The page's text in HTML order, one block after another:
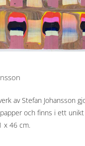
av Stefan Johansson
och finns i ett
x 46 cm.